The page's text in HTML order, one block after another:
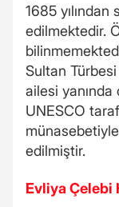
1685 yılından
edilmektedir.
Sultan Türbesi
ailesi
UNESCO
münasebetiyle
edilmiştir.
Evliya Çelebi